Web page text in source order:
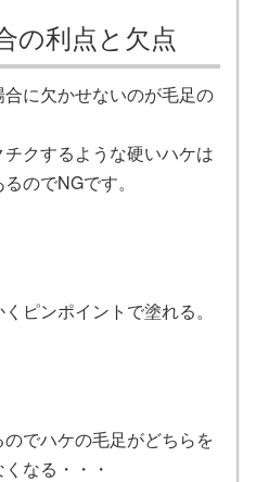
の利点と欠点
に欠かせないのが毛足の
クするような硬いハケは
のでNGです。
ピンポイントで塗れる。
でハケの毛足がどちらを
なる・・・